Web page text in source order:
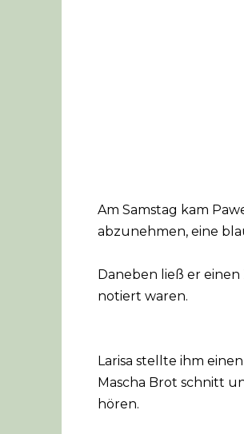
Am Samstag kam
abzunehmen, eine
Daneben ließ er
notiert waren.
Larisa stellte ihm
Mascha Brot schnitt
hören.